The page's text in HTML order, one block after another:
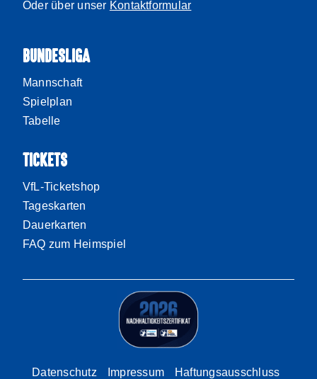
Oder über unser Kontaktformular
BUNDESLIGA
Mannschaft
Spielplan
Tabelle
TICKETS
VfL-Ticketshop
Tageskarten
Dauerkarten
FAQ zum Heimspiel
Datenschutz Impressum Haftungsausschluss